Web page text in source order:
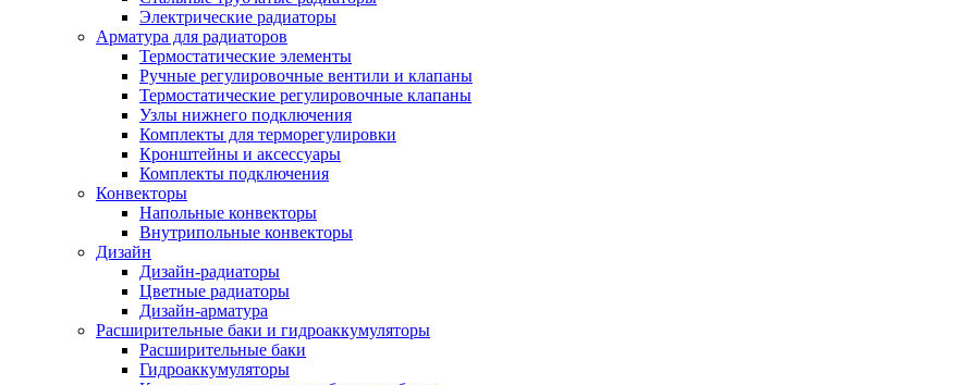
Электрические радиаторы
Арматура для радиаторов
Термостатические элементы
Ручные регулировочные вентили и клапаны
Термостатические регулировочные клапаны
Узлы нижнего подключения
Комплекты для терморегулировки
Кронштейны и аксессуары
Комплекты подключения
Конвекторы
Напольные конвекторы
Внутрипольные конвекторы
Дизайн
Дизайн-радиаторы
Цветные радиаторы
Дизайн-арматура
Расширительные баки и гидроаккумуляторы
Расширительные баки
Гидроаккумуляторы